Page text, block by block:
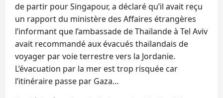
de partir pour Singapour, a déclaré qu’il avait reçu
un rapport du ministère des Affaires étrangères
l’informant que l’ambassade de Thaïlande à Tel Aviv
avait recommandé aux évacués thaïlandais de
voyager par voie terrestre vers la Jordanie.
L’évacuation par la mer est trop risquée car
l’itinéraire passe par Gaza…